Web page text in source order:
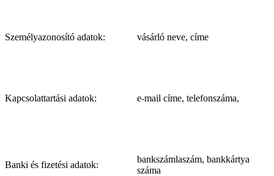
Személyazonosító adatok: vásárló neve, címe
Kapcsolattartási adatok: e-mail címe, telefonszáma,
Banki és fizetési adatok:
bankszámlaszám, bankkártya
száma